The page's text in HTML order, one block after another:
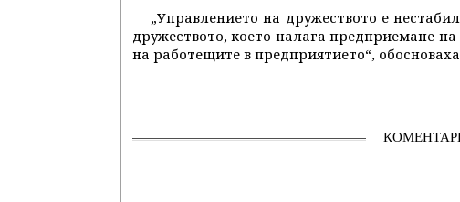
„Управлението на дружеството е
дружеството, което налага предприемане
на работещите в предприятието“,